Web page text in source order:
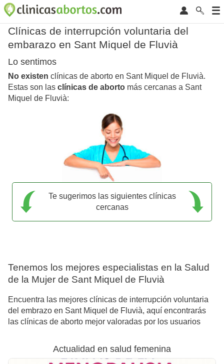
Clínicas de interrupción voluntaria del
embarazo en Sant Miquel de Fluvià
Lo sentimos
No existen clínicas de aborto en Sant Miquel de Fluvià.
Estas son las clínicas de aborto más cercanas a Sant
Miquel de Fluvià:
Te sugerimos las siguientes clínicas
cercanas
Tenemos los mejores especialistas en la Salud
de la Mujer de Sant Miquel de Fluvià
Encuentra las mejores clínicas de interrupción voluntaria
del embrazo en Sant Miquel de Fluvià, aquí encontrarás
las clínicas de aborto mejor valoradas por los usuarios
Actualidad en salud femenina